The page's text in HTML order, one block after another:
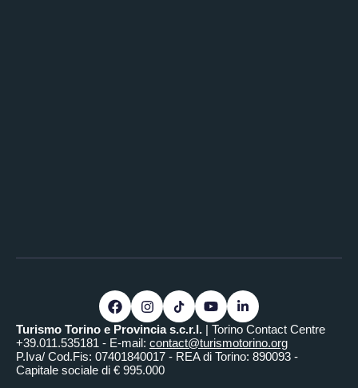
Turismo Torino e Provincia s.c.r.l. | Torino Contact Centre
+39.011.535181 - E-mail: contact@turismotorino.org
P.Iva/ Cod.Fis: 07401840017 - REA di Torino: 890093 -
Capitale sociale di € 995.000